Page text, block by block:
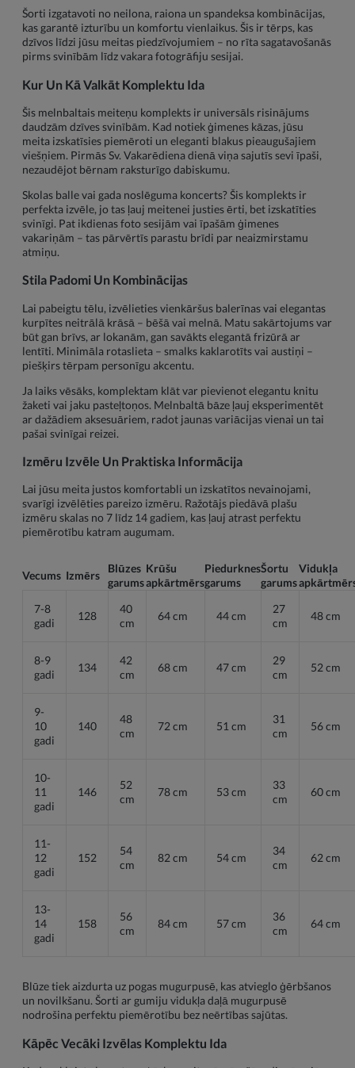
Šorti izgatavoti no neilona, raiona un spandeksa kombinācijas,
kas garantē izturību un komfortu vienlaikus. Šis ir tērps, kas
dzīvos līdzi jūsu meitas piedzīvojumiem – no rīta sagatavošanās
pirms svinībām līdz vakara fotogrāfiju sesijai.
Kur Un Kā Valkāt Komplektu Ida
Šis melnbaltais meiteņu komplekts ir universāls risinājums
daudzām dzīves svinībām. Kad notiek ģimenes kāzas, jūsu
meita izskatīsies piemēroti un eleganti blakus pieaugušajiem
viešņiem. Pirmās Sv. Vakarēdiena dienā viņa sajutīs sevi īpaši,
nezaudējot bērnam raksturīgo dabiskumu.
Skolas balle vai gada noslēguma koncerts? Šis komplekts ir
perfekta izvēle, jo tas ļauj meitenei justies ērti, bet izskatīties
svinīgi. Pat ikdienas foto sesijām vai īpašām ģimenes
vakariņām – tas pārvērtīs parastu brīdi par neaizmirstamu
atmiņu.
Stila Padomi Un Kombinācijas
Lai pabeigtu tēlu, izvēlieties vienkāršus balerīnas vai elegantas
kurpītes neitrālā krāsā – bēšā vai melnā. Matu sakārtojums var
būt gan brīvs, ar lokanām, gan savākts elegantā frizūrā ar
lentīti. Minimāla rotaslieta – smalks kaklarotīts vai austiņi –
piešķirs tērpam personīgu akcentu.
Ja laiks vēsāks, komplektam klāt var pievienot elegantu knitu
žaketi vai jaku pasteļtoņos. Melnbaltā bāze ļauj eksperimentēt
ar dažādiem aksesuāriem, radot jaunas variācijas vienai un tai
pašai svinīgai reizei.
Izmēru Izvēle Un Praktiska Informācija
Lai jūsu meita justos komfortabli un izskatītos nevainojami,
svarīgi izvēlēties pareizo izmēru. Ražotājs piedāvā plašu
izmēru skalas no 7 līdz 14 gadiem, kas ļauj atrast perfektu
piemērotību katram augumam.
Vecums Izmērs
Blūzes
garums
Krūšu
apkārtmērs
Piedurknes
garums
Šortu
garums
Vidukļa
7-8
gadi
128
40
cm
64 cm 44 cm
27
cm
48 cm
8-9
gadi
134
42
cm
68 cm 47 cm
29
cm
52 cm
9-
10
gadi
140
48
cm
72 cm 51 cm
31
cm
56 cm
10-
11
gadi
146
52
cm
78 cm 53 cm
33
cm
60 cm
11-
12
gadi
152
54
cm
82 cm 54 cm
34
cm
62 cm
13-
14
gadi
158
56
cm
84 cm 57 cm
36
cm
64 cm
Blūze tiek aizdurta uz pogas mugurpusē, kas atvieglo ģērbšanos
un novilkšanu. Šorti ar gumiju vidukļa daļā mugurpusē
nodrošina perfektu piemērotību bez neērtības sajūtas.
Kāpēc Vecāki Izvēlas Komplektu Ida